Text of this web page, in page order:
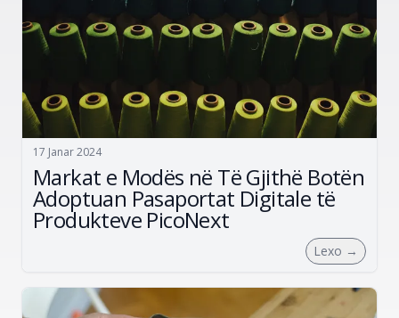
17 Janar 2024
Markat e Modës në Të Gjithë Botën
Adoptuan Pasaportat Digitale të
Produkteve PicoNext
Lexo →